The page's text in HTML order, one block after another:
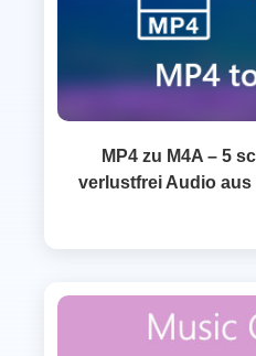
MP4 zu M4A – 5
verlustfrei Audio aus